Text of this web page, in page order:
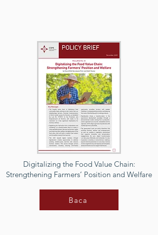
Digitalizing the Food Value Chain:
Strengthening Farmers’ Position and Welfare
Baca